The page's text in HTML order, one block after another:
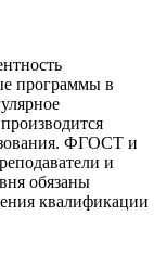
программы в
ФГОСТ и
и
обязаны
квалификации